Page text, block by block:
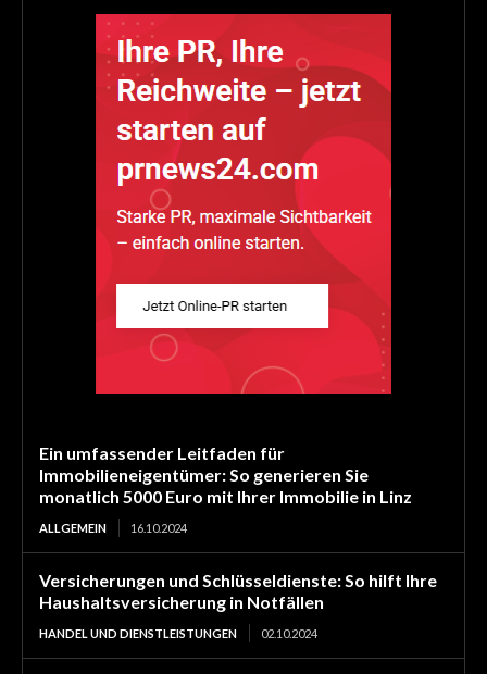
Ein umfassender Leitfaden für
Immobilieneigentümer: So generieren Sie
monatlich 5000 Euro mit Ihrer Immobilie in Linz
ALLGEMEIN 16.10.2024
Versicherungen und Schlüsseldienste: So hilft Ihre
Haushaltsversicherung in Notfällen
HANDEL UND DIENSTLEISTUNGEN 02.10.2024